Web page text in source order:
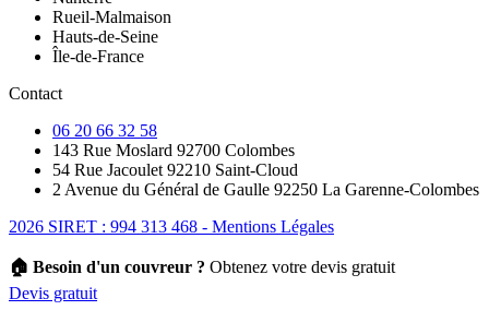
Rueil-Malmaison
Hauts-de-Seine
Île-de-France
Contact
06 20 66 32 58
143 Rue Moslard 92700 Colombes
54 Rue Jacoulet 92210 Saint-Cloud
2 Avenue du Général de Gaulle 92250 La Garenne-Colombes
2026 SIRET : 994 313 468 - Mentions Légales
🏠 Besoin d'un couvreur ? Obtenez votre devis gratuit
Devis gratuit